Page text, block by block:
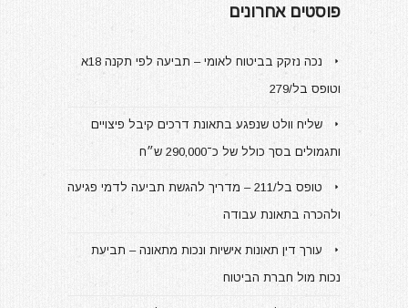
פוסטים אחרונים
נכה נזקק בביטוח לאומי – תביעה לפי תקנה 18א
וטופס בל/279
שליח וולט שנפגע בתאונת דרכים קיבל פיצויים
ותגמולים בסך כולל של כ־290,000 ש״ח
טופס בל/211 – מדריך להגשת תביעה לדמי פגיעה
ולהכרה בתאונת עבודה
עורך דין תאונות אישיות ונכות מתאונה – תביעת
נכות מול חברת הביטוח